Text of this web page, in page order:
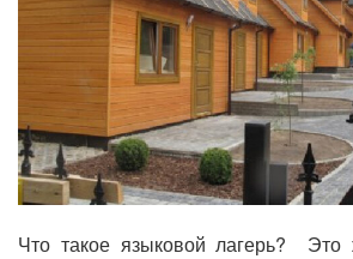
Что такое языковой лагерь?